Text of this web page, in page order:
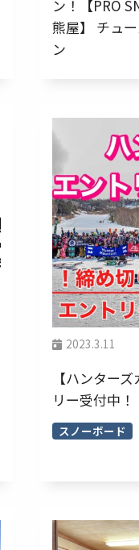
ン！【PRO
熊屋】 チュ
ン
2023.3.11
【ハンター
リー受付中！
スノーボード